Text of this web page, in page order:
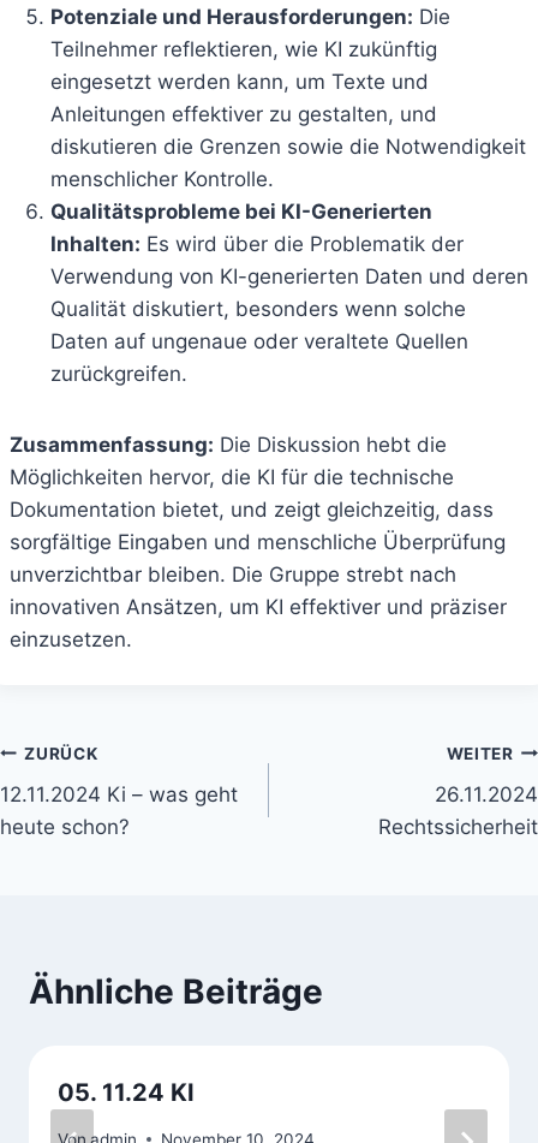
Potenziale und Herausforderungen: Die
Teilnehmer reflektieren, wie KI zukünftig
eingesetzt werden kann, um Texte und
Anleitungen effektiver zu gestalten, und
diskutieren die Grenzen sowie die Notwendigkeit
menschlicher Kontrolle.
Qualitätsprobleme bei KI-Generierten
Inhalten: Es wird über die Problematik der
Verwendung von KI-generierten Daten und deren
Qualität diskutiert, besonders wenn solche
Daten auf ungenaue oder veraltete Quellen
zurückgreifen.
Zusammenfassung: Die Diskussion hebt die
Möglichkeiten hervor, die KI für die technische
Dokumentation bietet, und zeigt gleichzeitig, dass
sorgfältige Eingaben und menschliche Überprüfung
unverzichtbar bleiben. Die Gruppe strebt nach
innovativen Ansätzen, um KI effektiver und präziser
einzusetzen.
Beitrags-
Navigation
ZURÜCK
12.11.2024 Ki – was geht
heute schon?
WEITER
26.11.2024
Rechtssicherheit
Ähnliche Beiträge
05. 11.24 KI
Von admin November 10, 2024